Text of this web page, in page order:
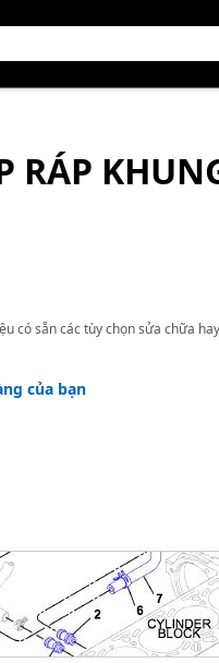
RÁP
có sẵn các tùy chọn sửa chữa
của bạn